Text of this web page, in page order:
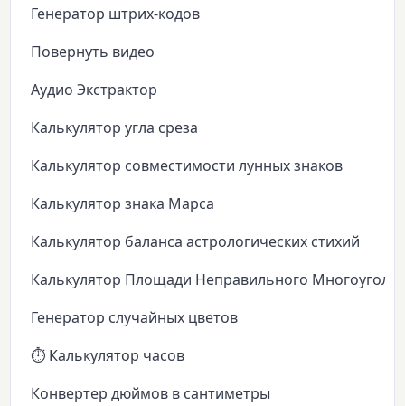
Генератор штрих-кодов
Повернуть видео
Аудио Экстрактор
Калькулятор угла среза
Калькулятор совместимости лунных знаков
Калькулятор знака Марса
Калькулятор баланса астрологических стихий
Калькулятор Площади Неправильного
Генератор случайных цветов
⏱️ Калькулятор часов
Конвертер дюймов в сантиметры